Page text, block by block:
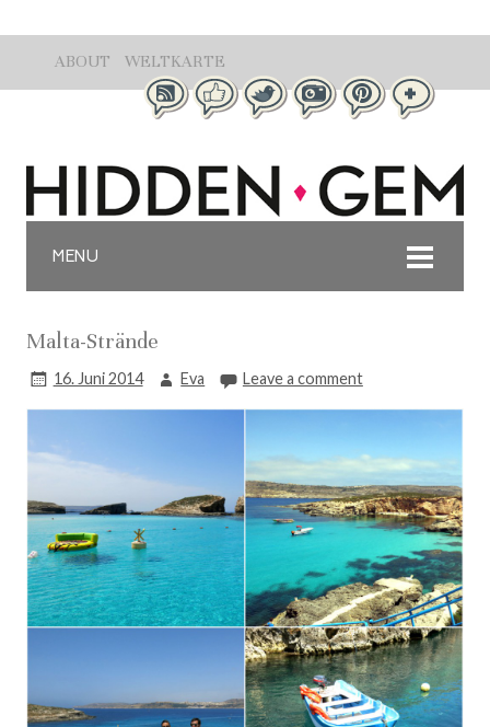
ABOUT WELTKARTE
MENU
Malta-Strände
16. Juni 2014 Eva Leave a comment